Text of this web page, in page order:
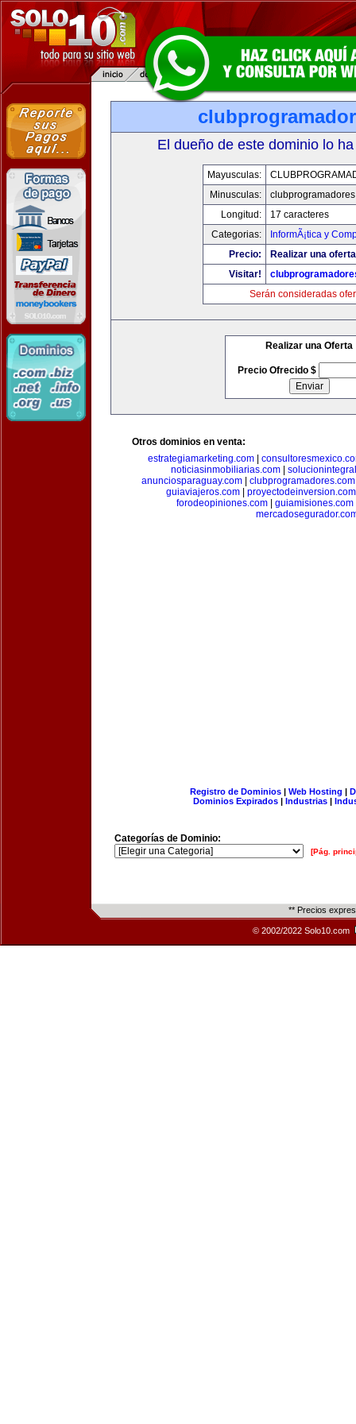
El dueño de este dominio lo
Mayusculas:
Minusculas:
Longitud:
17 caracteres
Categorias:
InformÃ¡tica y
Precio:
Realizar una
Visitar!
Serán consideradas
Realizar una Oferta
Precio Ofrecido $
Otros dominios en venta:
estrategiamarketing.com|
noticiasinmobiliarias.com
anunciosparaguay.com
clubprogramadores.com
guiaviajeros.com| proyectodeinversion.com
forodeopiniones.com
guiamisiones.com
Registro de Dominios| Web Hosting |
Dominios Expirados | Industrias |
Categorías de Dominio:
[Pág.
** Precios
© 2002/2022 Solo10.com